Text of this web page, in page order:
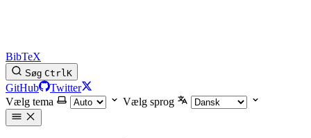
BibTeX
Søg CtrlK
GitHub
Twitter
Vælg tema
Vælg sprog